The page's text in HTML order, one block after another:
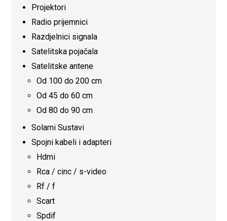
Projektori
Radio prijemnici
Razdjelnici signala
Satelitska pojačala
Satelitske antene
Od 100 do 200 cm
Od 45 do 60 cm
Od 80 do 90 cm
Solarni Sustavi
Spojni kabeli i adapteri
Hdmi
Rca / cinc / s-video
Rf / f
Scart
Spdif